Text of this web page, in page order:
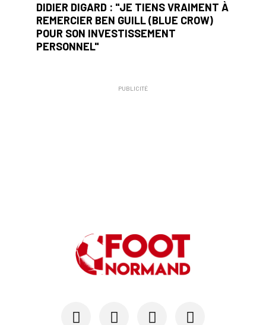
DIDIER DIGARD : "JE TIENS VRAIMENT À
REMERCIER BEN GUILL (BLUE CROW)
POUR SON INVESTISSEMENT
PERSONNEL"
PUBLICITÉ